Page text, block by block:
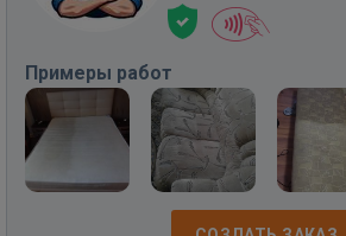
Примеры работ